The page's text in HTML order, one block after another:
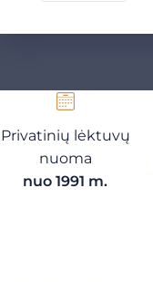
Privatinių lėktuvų
nuoma
nuo 1991 m.